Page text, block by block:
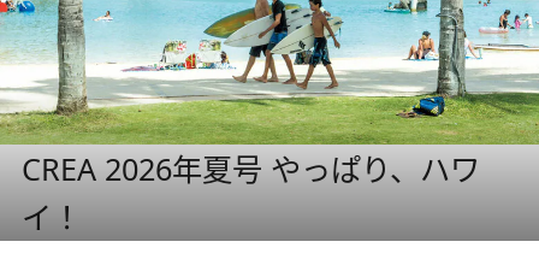
CREA 2026年夏号 やっぱり、ハワ
イ！